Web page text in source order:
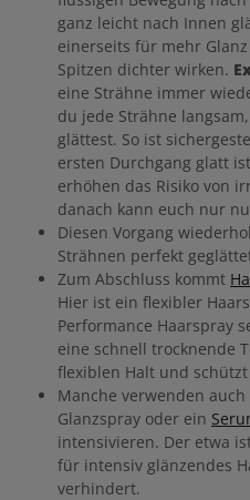
ganz leicht nach Innen
einerseits für mehr
Spitzen dichter wirken.
eine Strähne immer
du jede Strähne
glättest. So ist
ersten Durchgang glatt
erhöhen das Risiko von
danach kann euch nur
Diesen Vorgang
Strähnen perfekt
Zum Abschluss kommt
Hier ist ein flexibler
Performance Haarspray
eine schnell trocknende
flexiblen Halt und
Manche verwenden
Glanzspray oder ein
intensivieren. Der etwa
für intensiv glänzendes
verhindert.